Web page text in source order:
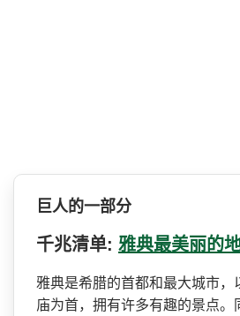
巨人的一部分
千兆清单: 雅典最美丽的
雅典是希腊的首都和最大城市­，
庙为首，拥有许多有趣的景点。